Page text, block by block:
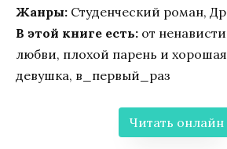
Жанры: Студенческий роман,
В этой книге есть: от
любви, плохой парень и хорошая
девушка, в_первый_раз
Читать онлайн